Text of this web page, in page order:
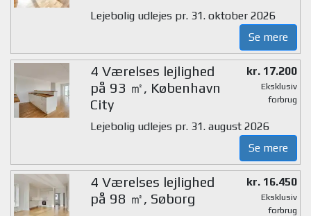
Lejebolig udlejes pr. 31. oktober 2026
Se mere
4 Værelses lejlighed
på 93 ㎡, København
City
kr. 17.200
Eksklusiv
forbrug
Lejebolig udlejes pr. 31. august 2026
Se mere
4 Værelses lejlighed
på 98 ㎡, Søborg
kr. 16.450
Eksklusiv
forbrug